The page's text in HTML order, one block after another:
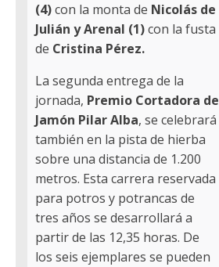
(4)con la monta de Nicolás de
Julián y Arenal (1)con la fusta
de Cristina Pérez.
La segunda entrega de la
jornada, Premio Cortadora de
Jamón Pilar Alba, se celebrará
también en la pista de hierba
sobre una distancia de 1.200
metros. Esta carrera reservada
para potros y potrancas de
tres años se desarrollará a
partir de las 12,35 horas. De
los seis ejemplares se pueden